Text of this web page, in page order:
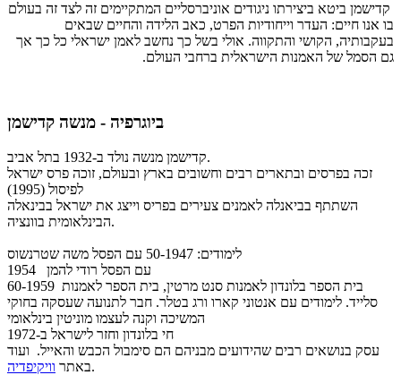
קדישמן ביטא ביצירתו ניגודים אוניברסליים המתקיימים זה לצד זה בעולם
בו אנו חיים: העדר וייחודיות הפרט, כאב הלידה והחיים שבאים
בעקבותיה, הקושי והתקווה. אולי בשל כך נחשב לאמן ישראלי כל כך אך
גם הסמל של האמנות הישראלית ברחבי העולם.
ביוגרפיה - מנשה קדישמן
קדישמן מנשה נולד ב-1932 בתל אביב.
זכה בפרסים ובתארים רבים וחשובים בארץ ובעולם, זוכה פרס ישראל
לפיסול (1995)
השתתף בביאנלה לאמנים צעירים בפריס וייצג את ישראל בבינאלה
הבינלאומית בוונציה.
לימודים: 50-1947 עם הפסל משה שטרנשוס
1954 עם הפסל רודי להמן
60-1959 בית הספר בלונדון לאמנות סנט מרטין, בית הספר לאמנות
סלייד. לימודים עם אנטוני קארו ורג בטלר. חבר לתנועה שעסקה בחוקי
המשיכה וקנה לעצמו מוניטין בינלאומי
חי בלונדון וחזר לישראל ב-1972
עסק בנושאים רבים שהידועים מבניהם הם סימבול הכבש והאייל. ועוד
באתר וויקיפדיה .